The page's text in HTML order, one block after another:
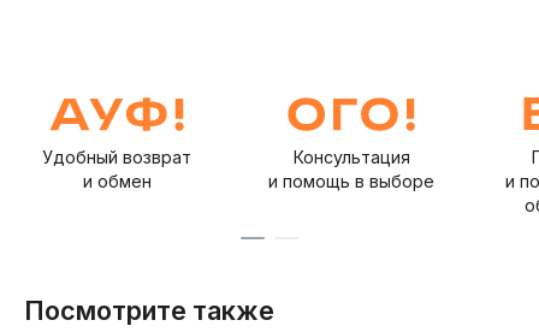
Удобный возврат
и обмен
Консультация
и помощь в выборе
и
Посмотрите также